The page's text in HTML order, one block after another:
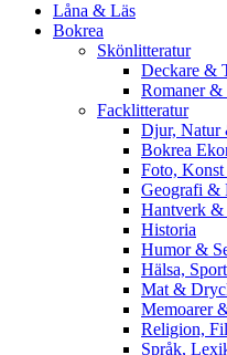
Låna & Läs
Bokrea
Skönlitteratur
Deckare &
Romaner
Facklitteratur
Djur, Natur
Bokrea
Foto,
Geografi &
Hantverk
Historia
Humor &
Hälsa,
Mat &
Memoarer
Religion,
Språk,